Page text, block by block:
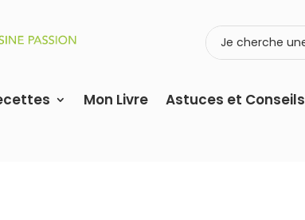
Mon Livre Astuces et Conseils